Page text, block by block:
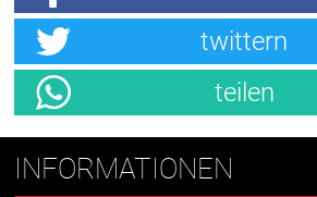
twittern
teilen
INFORMATIONEN